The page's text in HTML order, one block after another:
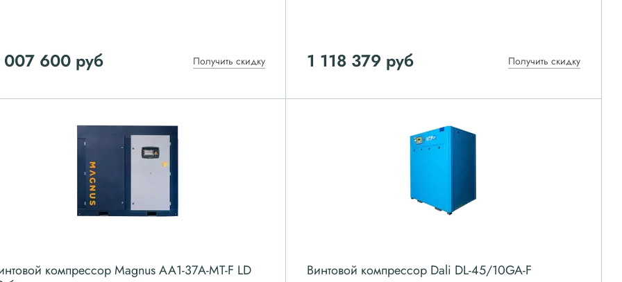
007 600 руб Получить скидку 1 118 379 руб Получить скидку
компрессор Magnus АА1-37A-MT-F LD
Винтовой компрессор Dali DL-45/10GA-F